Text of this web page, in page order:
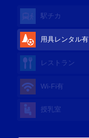
駅チカ
用具レンタル有
レストラン
Wi-Fi有
授乳室